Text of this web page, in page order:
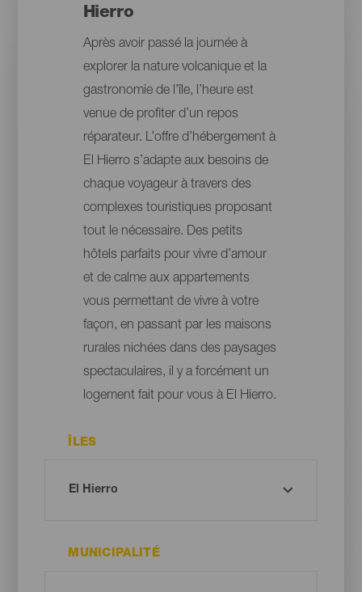
Hierro
Après avoir passé la journée à
explorer la nature volcanique et la
gastronomie de l’île, l’heure est
venue de profiter d’un repos
réparateur. L’offre d’hébergement à
El Hierro s’adapte aux besoins de
chaque voyageur à travers des
complexes touristiques proposant
tout le nécessaire. Des petits
hôtels parfaits pour vivre d’amour
et de calme aux appartements
vous permettant de vivre à votre
façon, en passant par les maisons
rurales nichées dans des paysages
spectaculaires, il y a forcément un
logement fait pour vous à El Hierro.
ÎLES
MUNICIPALITÉ